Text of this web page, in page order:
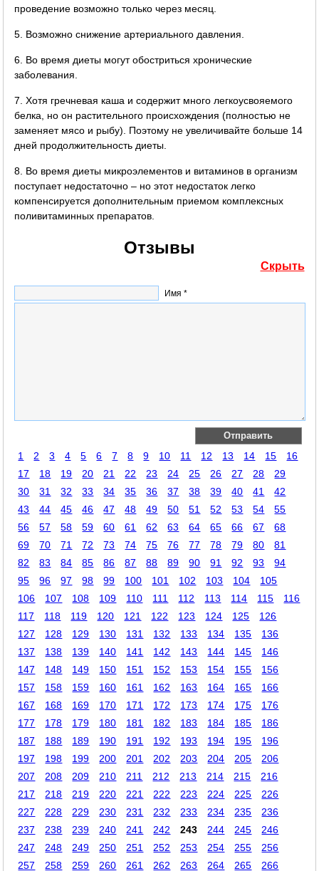
проведение возможно только через месяц.
5. Возможно снижение артериального давления.
6. Во время диеты могут обостриться хронические
заболевания.
7. Хотя гречневая каша и содержит много легкоусвояемого
белка, но он растительного происхождения (полностью не
заменяет мясо и рыбу). Поэтому не увеличивайте больше 14
дней продолжительность диеты.
8. Во время диеты микроэлементов и витаминов в организм
поступает недостаточно – но этот недостаток легко
компенсируется дополнительным приемом комплексных
поливитаминных препаратов.
Отзывы
Скрыть
Имя *
1 2 3 4 5 6 7 8 9 10 11 12 13 14 15
16
17
18 19 20 21 22 23 24 25 26 27 28
29
30
31 32 33 34 35 36 37 38 39 40 41
42
43
44 45 46 47 48 49 50 51 52 53 54
55
56
57 58 59 60 61 62 63 64 65 66 67
68
69
70 71 72 73 74 75 76 77 78 79 80
81
82
83 84 85 86 87 88 89 90 91 92 93
94
95
96 97 98 99 100 101 102 103 104
105
106
107 108 109 110 111 112 113 114 115
116
117
118 119 120 121 122 123 124 125
126
127
128 129 130 131 132 133 134 135
136
137
138 139 140 141 142 143 144 145
146
147
148 149 150 151 152 153 154 155
156
157
158 159 160 161 162 163 164 165
166
167
168 169 170 171 172 173 174 175
176
177
178 179 180 181 182 183 184 185
186
187
188 189 190 191 192 193 194 195
196
197
198 199 200 201 202 203 204 205
206
207
208 209 210 211 212 213 214 215
216
217
218 219 220 221 222 223 224 225
226
227
228 229 230 231 232 233 234 235
236
237
238 239 240 241 242 243 244 245
246
247
248 249 250 251 252 253 254 255
256
257
258 259 260 261 262 263 264 265 266